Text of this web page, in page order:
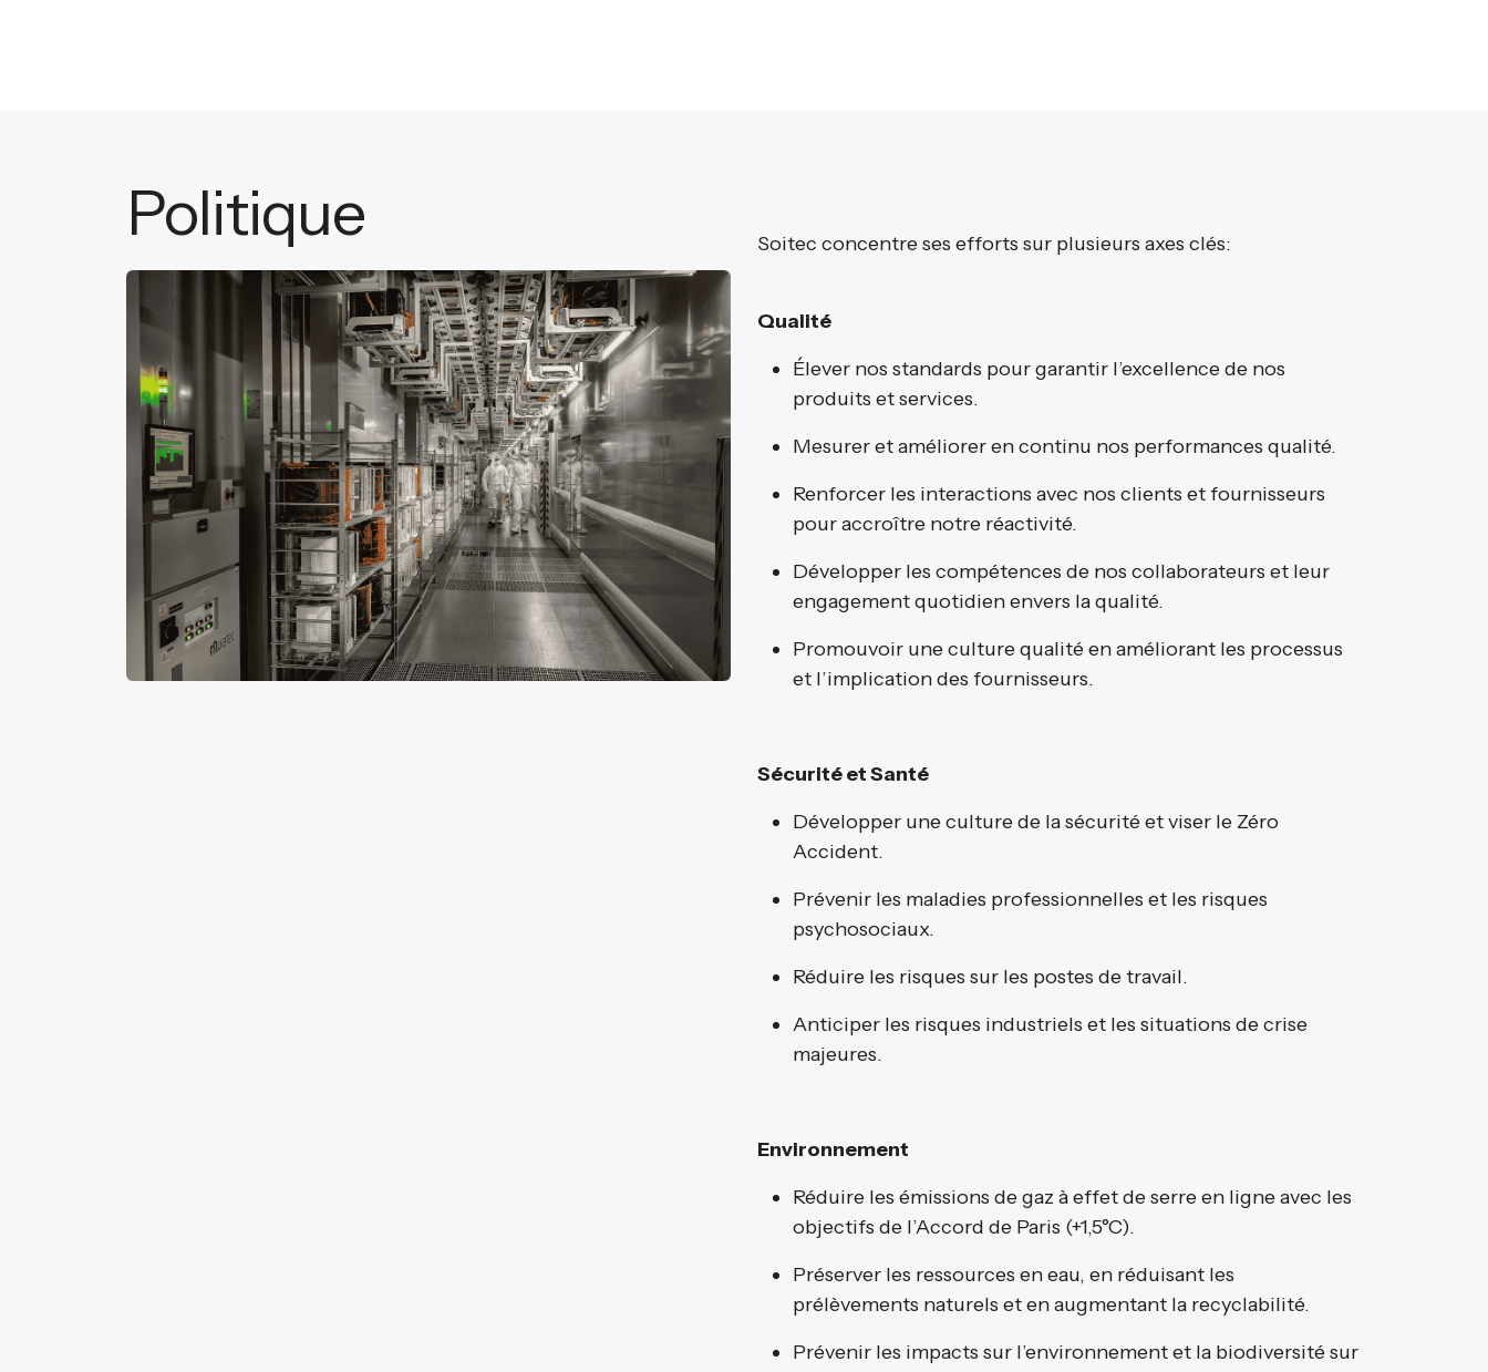
Politique Soitec concentre ses efforts sur plusieurs axes clés:
Qualité
Élever nos standards pour garantir l’excellence de nos
produits et services.
Mesurer et améliorer en continu nos performances qualité.
Renforcer les interactions avec nos clients et fournisseurs
pour accroître notre réactivité.
Développer les compétences de nos collaborateurs et leur
engagement quotidien envers la qualité.
Promouvoir une culture qualité en améliorant les processus
et l’implication des fournisseurs.
Sécurité et Santé
Développer une culture de la sécurité et viser le Zéro
Accident.
Prévenir les maladies professionnelles et les risques
psychosociaux.
Réduire les risques sur les postes de travail.
Anticiper les risques industriels et les situations de crise
majeures.
Environnement
Réduire les émissions de gaz à effet de serre en ligne avec les
objectifs de l’Accord de Paris (+1,5°C).
Préserver les ressources en eau, en réduisant les
prélèvements naturels et en augmentant la recyclabilité.
Prévenir les impacts sur l’environnement et la biodiversité sur